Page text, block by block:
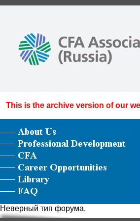
This is the archive version of our
Неверный тип форума.